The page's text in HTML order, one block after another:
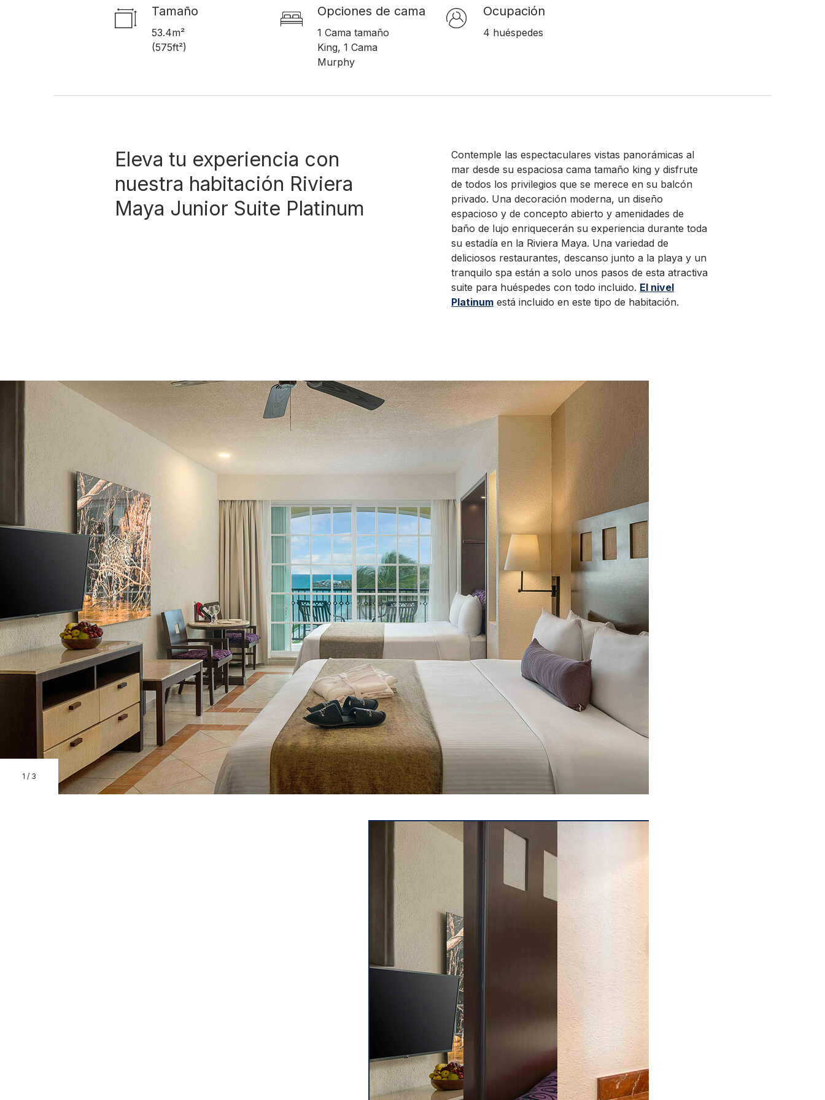
Tamaño
53.4m²
(575ft²)
Opciones de cama
1 Cama tamaño
King, 1 Cama
Murphy
Ocupación
4 huéspedes
Eleva tu experiencia con
nuestra habitación Riviera
Maya Junior Suite Platinum
Contemple las espectaculares vistas panorámicas al
mar desde su espaciosa cama tamaño king y disfrute
de todos los privilegios que se merece en su balcón
privado. Una decoración moderna, un diseño
espacioso y de concepto abierto y amenidades de
baño de lujo enriquecerán su experiencia durante toda
su estadía en la Riviera Maya. Una variedad de
deliciosos restaurantes, descanso junto a la playa y un
tranquilo spa están a solo unos pasos de esta atractiva
suite para huéspedes con todo incluido. El nivel
Platinum está incluido en este tipo de habitación.
1 / 3